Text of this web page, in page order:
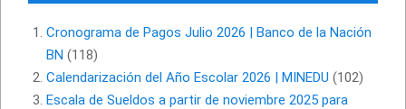
Cronograma de Pagos Julio 2026 | Banco de la Nación
BN (118)
Calendarización del Año Escolar 2026 | MINEDU (102)
Escala de Sueldos a partir de noviembre 2025 para